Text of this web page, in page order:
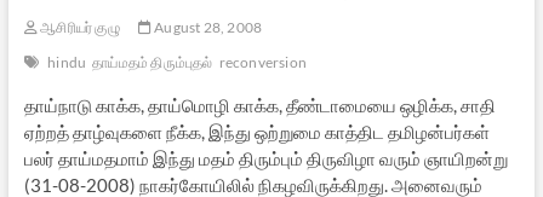
ஆசிரியர் குழு
August 28, 2008
hindu தாய்மதம் திரும்புதல் reconversion
தாய்நாடு காக்க, தாய்மொழி காக்க, தீண்டாமையை ஒழிக்க, சாதி
ஏற்றத் தாழ்வுகளை நீக்க, இந்து ஒற்றுமை காத்திட தமிழன்பர்கள்
பலர் தாய்மதமாம் இந்து மதம் திரும்பும் திருவிழா வரும் ஞாயிறன்று
(31-08-2008) நாகர்கோயிலில் நிகழவிருக்கிறது. அனைவரும்